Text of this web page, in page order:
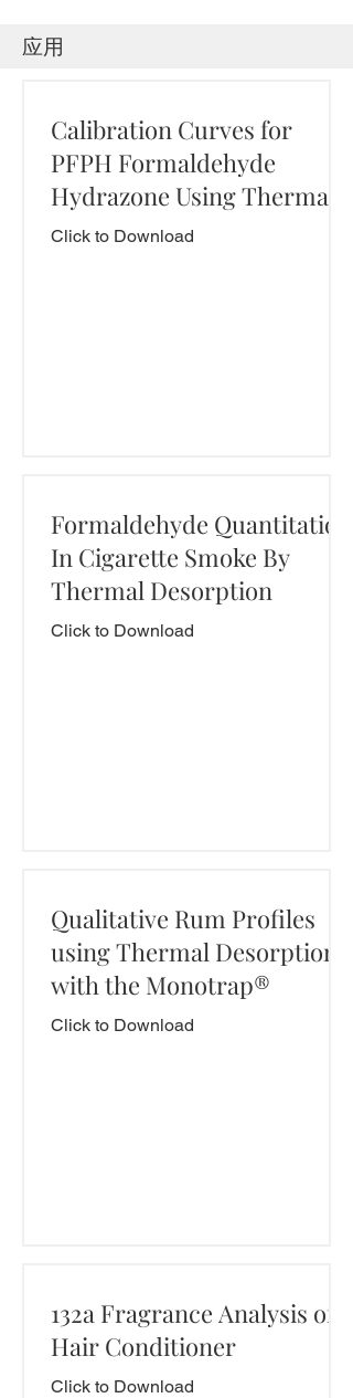
​应用
Calibration Curves for
PFPH Formaldehyde
Hydrazone Using Thermal
Desorption
Click to Download
Formaldehyde Quantitation
In Cigarette Smoke By
Thermal Desorption
Click to Download
Qualitative Rum Profiles
using Thermal Desorption
with the Monotrap®
Click to Download
132a Fragrance Analysis of a
Hair Conditioner
Click to Download